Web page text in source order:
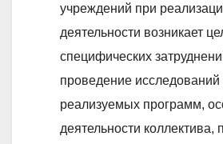
учреждений при
деятельности возникает
специфических
проведение
реализуемых программ,
деятельности коллектива,